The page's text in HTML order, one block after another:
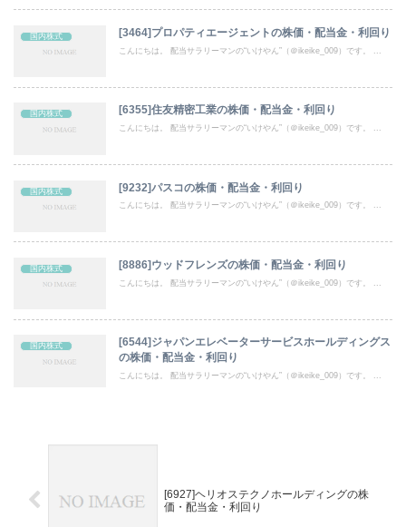
国内株式 [3464]プロパティエージェントの株価・配当金・利回り
こんにちは。 配当サラリーマンの“いけやん”（＠ikeike_009）です。 ...
国内株式 [6355]住友精密工業の株価・配当金・利回り
こんにちは。 配当サラリーマンの“いけやん”（＠ikeike_009）です。 ...
国内株式 [9232]パスコの株価・配当金・利回り
こんにちは。 配当サラリーマンの“いけやん”（＠ikeike_009）です。 ...
国内株式 [8886]ウッドフレンズの株価・配当金・利回り
こんにちは。 配当サラリーマンの“いけやん”（＠ikeike_009）です。 ...
国内株式
[6544]ジャパンエレベーターサービスホールディングス
の株価・配当金・利回り
こんにちは。 配当サラリーマンの“いけやん”（＠ikeike_009）です。 ...
[6927]ヘリオステクノホールディングの株
価・配当金・利回り